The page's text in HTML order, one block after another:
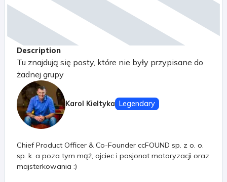
Description
Tu znajdują się posty, które nie były przypisane do
żadnej grupy
Karol Kieltyka Legendary
Chief Product Officer & Co-Founder ccFOUND sp. z o. o.
sp. k. a poza tym mąż, ojciec i pasjonat motoryzacji oraz
majsterkowania :)